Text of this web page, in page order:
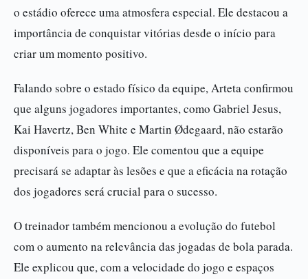
o estádio oferece uma atmosfera especial. Ele destacou a
importância de conquistar vitórias desde o início para
criar um momento positivo.
Falando sobre o estado físico da equipe, Arteta confirmou
que alguns jogadores importantes, como Gabriel Jesus,
Kai Havertz, Ben White e Martin Ødegaard, não estarão
disponíveis para o jogo. Ele comentou que a equipe
precisará se adaptar às lesões e que a eficácia na rotação
dos jogadores será crucial para o sucesso.
O treinador também mencionou a evolução do futebol
com o aumento na relevância das jogadas de bola parada.
Ele explicou que, com a velocidade do jogo e espaços